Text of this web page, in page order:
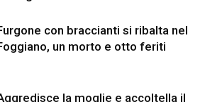
con braccianti si ribalta nel
un morto e otto feriti
la moglie e accoltella il